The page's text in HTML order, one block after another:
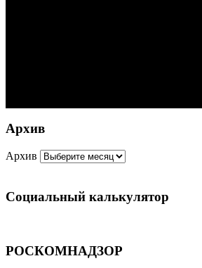
Архив
Архив
Социальный калькулятор
РОСКОМНАДЗОР